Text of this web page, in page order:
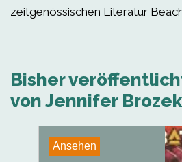
zeitgenössischen Literatur
Bisher
von Jennifer
Ansehen